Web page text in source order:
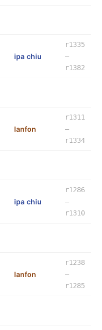
ipa chiu
r1335
–
r1382
lanfon
r1311
–
r1334
ipa chiu
r1286
–
r1310
lanfon
r1238
–
r1285